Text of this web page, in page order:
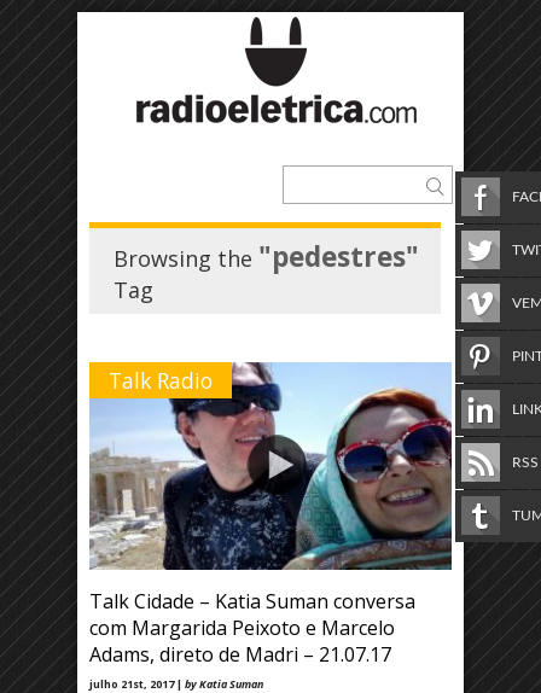
Browsing the "pedestres"
Tag
Talk Radio
Talk Cidade – Katia Suman conversa
com Margarida Peixoto e Marcelo
Adams, direto de Madri – 21.07.17
julho 21st, 2017 | by Katia Suman
RSS